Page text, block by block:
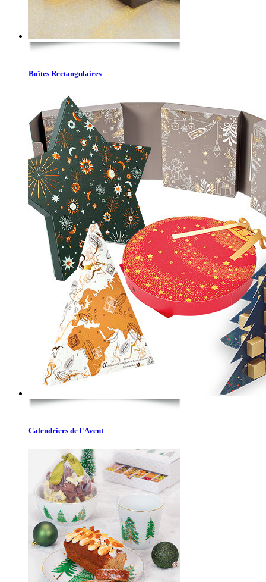
Boîtes Rectangulaires
Calendriers de l'Avent